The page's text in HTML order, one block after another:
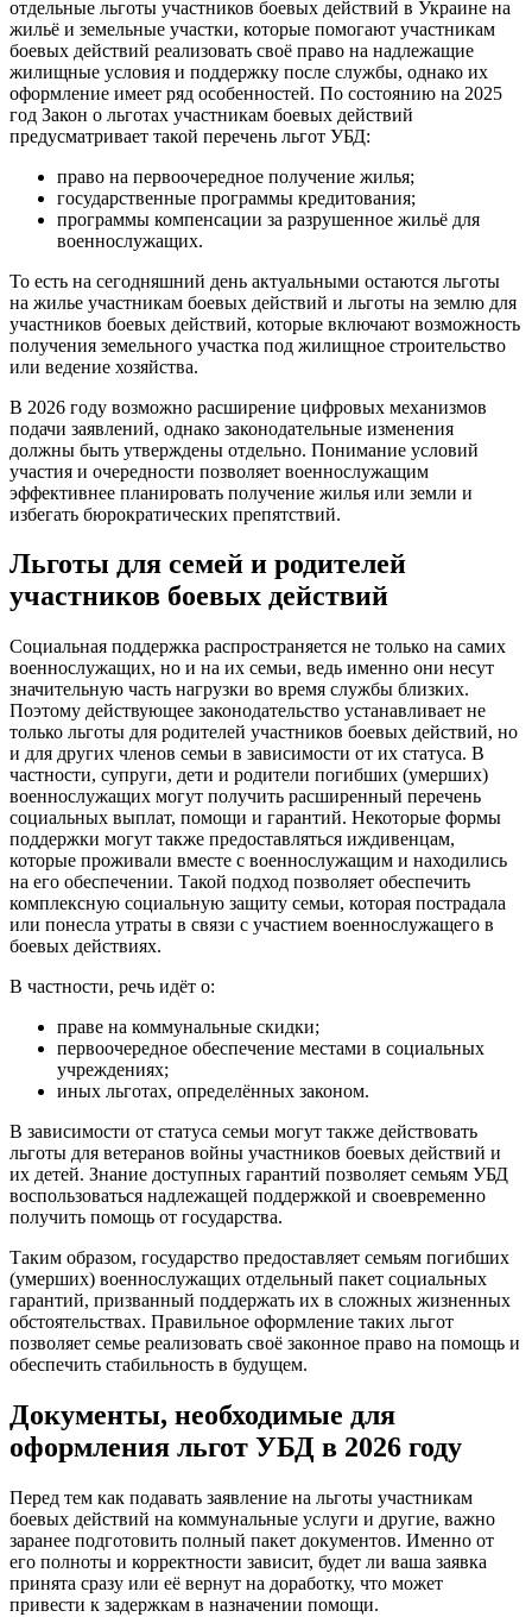
отдельные льготы участников боевых действий в Украине на
жильё и земельные участки, которые помогают участникам
боевых действий реализовать своё право на надлежащие
жилищные условия и поддержку после службы, однако их
оформление имеет ряд особенностей. По состоянию на 2025
год Закон о льготах участникам боевых действий
предусматривает такой перечень льгот УБД:
право на первоочередное получение жилья;
государственные программы кредитования;
программы компенсации за разрушенное жильё для
военнослужащих.
То есть на сегодняшний день актуальными остаются льготы
на жилье участникам боевых действий и льготы на землю для
участников боевых действий, которые включают возможность
получения земельного участка под жилищное строительство
или ведение хозяйства.
В 2026 году возможно расширение цифровых механизмов
подачи заявлений, однако законодательные изменения
должны быть утверждены отдельно. Понимание условий
участия и очередности позволяет военнослужащим
эффективнее планировать получение жилья или земли и
избегать бюрократических препятствий.
Льготы для семей и родителей
участников боевых действий
Социальная поддержка распространяется не только на самих
военнослужащих, но и на их семьи, ведь именно они несут
значительную часть нагрузки во время службы близких.
Поэтому действующее законодательство устанавливает не
только льготы для родителей участников боевых действий, но
и для других членов семьи в зависимости от их статуса. В
частности, супруги, дети и родители погибших (умерших)
военнослужащих могут получить расширенный перечень
социальных выплат, помощи и гарантий. Некоторые формы
поддержки могут также предоставляться иждивенцам,
которые проживали вместе с военнослужащим и находились
на его обеспечении. Такой подход позволяет обеспечить
комплексную социальную защиту семьи, которая пострадала
или понесла утраты в связи с участием военнослужащего в
боевых действиях.
В частности, речь идёт о:
праве на коммунальные скидки;
первоочередное обеспечение местами в социальных
учреждениях;
иных льготах, определённых законом.
В зависимости от статуса семьи могут также действовать
льготы для ветеранов войны участников боевых действий и
их детей. Знание доступных гарантий позволяет семьям УБД
воспользоваться надлежащей поддержкой и своевременно
получить помощь от государства.
Таким образом, государство предоставляет семьям погибших
(умерших) военнослужащих отдельный пакет социальных
гарантий, призванный поддержать их в сложных жизненных
обстоятельствах. Правильное оформление таких льгот
позволяет семье реализовать своё законное право на помощь и
обеспечить стабильность в будущем.
Документы, необходимые для
оформления льгот УБД в 2026 году
Перед тем как подавать заявление на льготы участникам
боевых действий на коммунальные услуги и другие, важно
заранее подготовить полный пакет документов. Именно от
его полноты и корректности зависит, будет ли ваша заявка
принята сразу или её вернут на доработку, что может
привести к задержкам в назначении помощи.